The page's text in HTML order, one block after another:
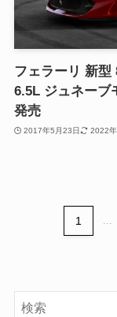
フェラーリ 新
6.5L ジュネーブ
発売
2017年5月23日 2022
1